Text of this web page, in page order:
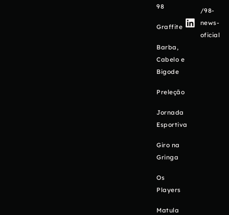
98
Graffite
Barba,
Cabelo e
Bigode
Preleção
Jornada
Esportiva
Giro na
Gringa
Os
Players
Matula
/98-
news-
oficial